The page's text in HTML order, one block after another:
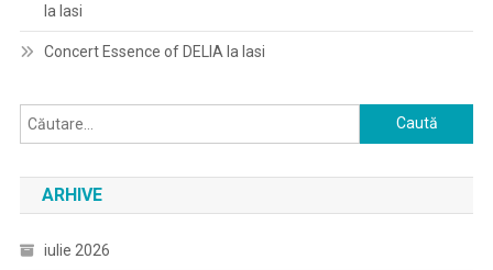
la Iasi
Concert Essence of DELIA la Iasi
Caută
după:
ARHIVE
iulie 2026